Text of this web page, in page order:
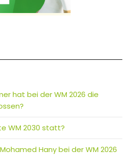
hat bei der WM 2026 die
WM 2030 statt?
Hany bei der WM 2026